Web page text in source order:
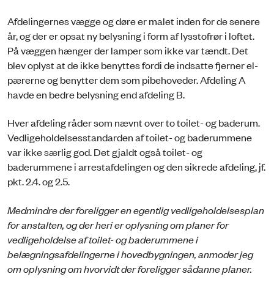
Afdelingernes vægge og døre er malet inden for de senere
år, og der er opsat ny belysning i form af lysstofrør i loftet.
På væggen hænger der lamper som ikke var tændt. Det
blev oplyst at de ikke benyttes fordi de indsatte fjerner el-
pærerne og benytter dem som pibehoveder. Afdeling A
havde en bedre belysning end afdeling B.
Hver afdeling råder som nævnt over to toilet- og baderum.
Vedligeholdelsesstandarden af toilet- og baderummene
var ikke særlig god. Det gjaldt også toilet- og
baderummene i arrestafdelingen og den sikrede afdeling, jf.
pkt. 2.4. og 2.5.
Medmindre der foreligger en egentlig vedligeholdelsesplan
for anstalten, og der heri er oplysning om planer for
vedligeholdelse af toilet- og baderummene i
belægningsafdelingerne i hovedbygningen, anmoder jeg
om oplysning om hvorvidt der foreligger sådanne planer.